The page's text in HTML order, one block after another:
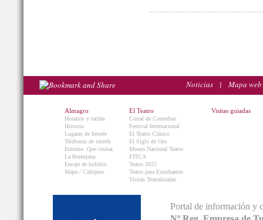
Noticias | Mapa web
Almagro
Horarios y tarifas
Historia
Lugares de Interés
Teléfonos de interés
Entorno. Que visitar.
La Berenjena
Encaje de bolillos
Mapa / Callejero
El Teatro
Corral de Comedias
Festival Internacional
El Teatro Clásico
El Siglo de Oro
Museo Nacional Teatro
FITCA
Teatro 2025
Teatro para Estudiantes
Visitas Teatralizadas
Visitas guiadas
Portal de información y